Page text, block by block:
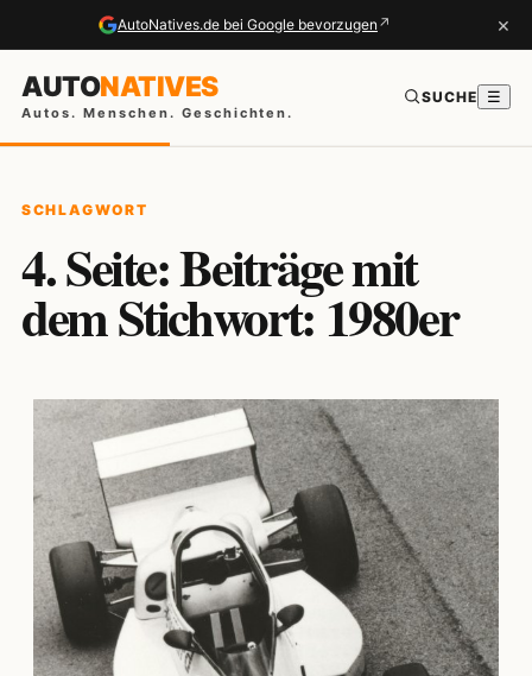
AutoNatives.de bei Google bevorzugen ↗ ×
AUTONATIVES
Autos. Menschen. Geschichten.
SUCHE ☰
SCHLAGWORT
4. Seite: Beiträge mit
dem Stichwort: 1980er